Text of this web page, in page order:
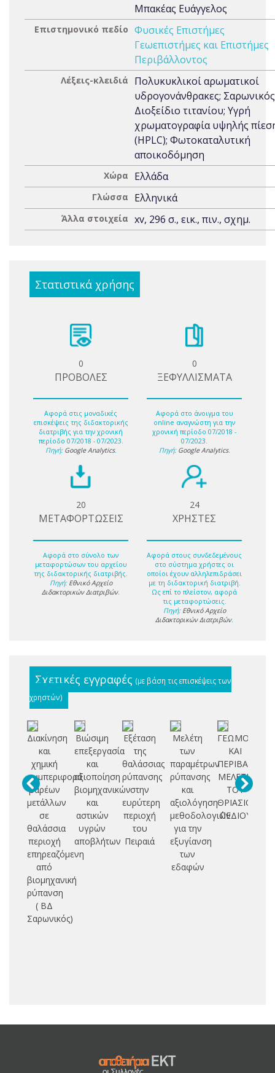
Μπακέας Ευάγγελος
Επιστημονικό πεδίο Φυσικές Επιστήμες
Γεωεπιστήμες και Επιστήμες
Περιβάλλοντος
Λέξεις-κλειδιά
Πολυκυκλικοί αρωματικοί
υδρογονάνθρακες;
Διοξείδιο τιτανίου; Υγρή
χρωματογραφία υψηλής
(HPLC); Φωτοκαταλυτική
αποικοδόμηση
Χώρα Ελλάδα
Γλώσσα Ελληνικά
Άλλα στοιχεία xv, 296 σ., εικ., πιν., σχημ.
Στατιστικά χρήσης
0
ΠΡΟΒΟΛΕΣ
Αφορά στις μοναδικές
επισκέψεις της διδακτορικής
διατριβής για την χρονική
περίοδο 07/2018 - 07/2023.
Πηγή: Google Analytics.
0
ΞΕΦΥΛΛΙΣΜΑΤΑ
Αφορά στο άνοιγμα του
online αναγνώστη για την
χρονική περίοδο 07/2018 -
07/2023.
Πηγή: Google Analytics.
20
ΜΕΤΑΦΟΡΤΩΣΕΙΣ
Αφορά στο σύνολο των
μεταφορτώσων του αρχείου
της διδακτορικής διατριβής.
Πηγή: Εθνικό Αρχείο
Διδακτορικών Διατριβών.
24
ΧΡΗΣΤΕΣ
Αφορά στους συνδεδεμένους
στο σύστημα χρήστες οι
οποίοι έχουν αλληλεπιδράσει
με τη διδακτορική διατριβή.
Ως επί το πλείστον, αφορά
τις μεταφορτώσεις.
Πηγή: Εθνικό Αρχείο
Διδακτορικών Διατριβών.
Σχετικές εγγραφές (με βάση τις επισκέψεις των
χρηστών)
Διακίνηση
και
χημική
συμπεριφορά
βαρέων
μετάλλων
σε
θαλάσσια
περιοχή
επηρεαζόμενη
από
βιομηχανική
ρύπανση
( ΒΔ
Σαρωνικός)
Βιώσιμη
επεξεργασία
και
αξιοποίηση
βιομηχανικών
και
αστικών
υγρών
αποβλήτων
Εξέταση
της
θαλάσσιας
ρύπανσης
στην
ευρύτερη
περιοχή
του
Πειραιά
Μελέτη
των
παραμέτρων
ρύπανσης
και
αξιολόγηση
μεθοδολογιών
για την
εξυγίανση
των
εδαφών
ΚΑΙ
ΜΕΛΕΤΗ
ΤΟΥ
ΘΡΙΑΣΙΟΥ
ΠΕΔΙΟΥ